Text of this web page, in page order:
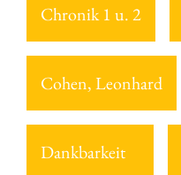
Chronik 1 u. 2
Cohen, Leonhard
Dankbarkeit